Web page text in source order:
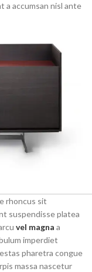
a accumsan nisl ante
rhoncus sit
suspendisse platea
vel magna a
imperdiet
pharetra congue
massa nascetur